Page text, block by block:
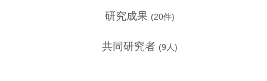
研究成果 (20件)
共同研究者 (9 人)